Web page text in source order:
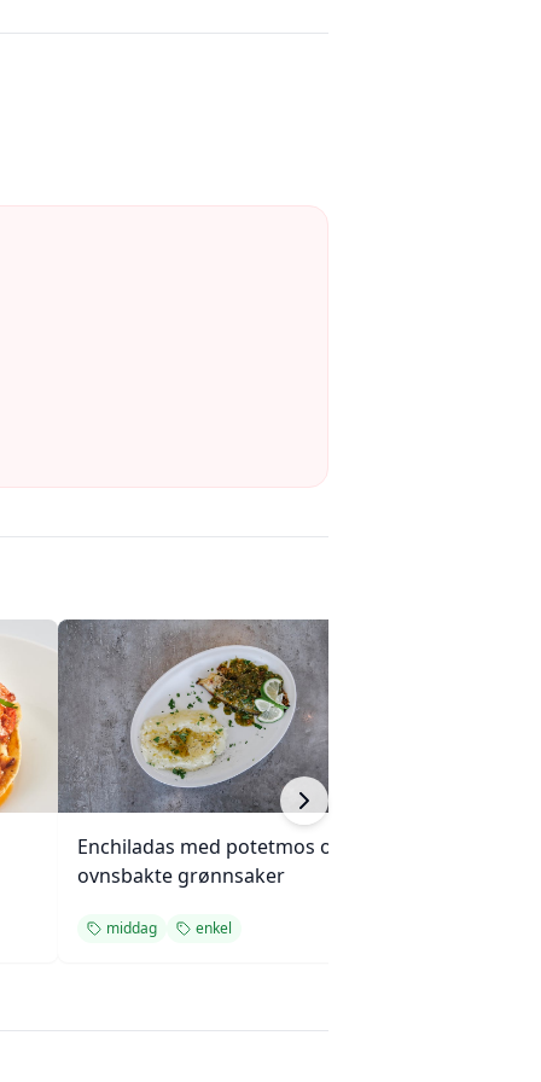
Enchiladas med potetmos og
ovnsbakte grønnsaker
middag enkel